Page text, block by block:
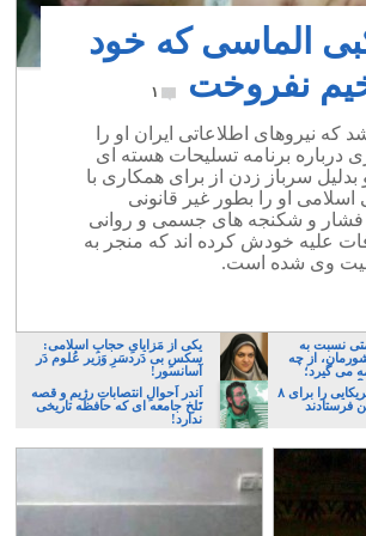
الماسی که خود
نفروخت
۱
نیروهای اطلاعاتی ایران او را
درباره برنامه تسلیحات هسته ای
بدلیل سرباز زدن از برای همکاری با
او را بطور غیر قانونی
و شکنجه های جسمی و روانی
علیه خودش کرده اند که منجر به
نسبت به
از چه
می گیرد؛
یکی از مَزایایِ حجابِ اسلامی:
سکسِ بی دَردسَرِ وَزیر عُلوم دَر
آسانسور!
کشیش ایرانی آمریکایی را برای ۸
فرستادند
اَندر اَحوالِ انتصاباتِ رژیم و قصه
تَلخ جامعه ای که حافظه تاریخی
ندارد!